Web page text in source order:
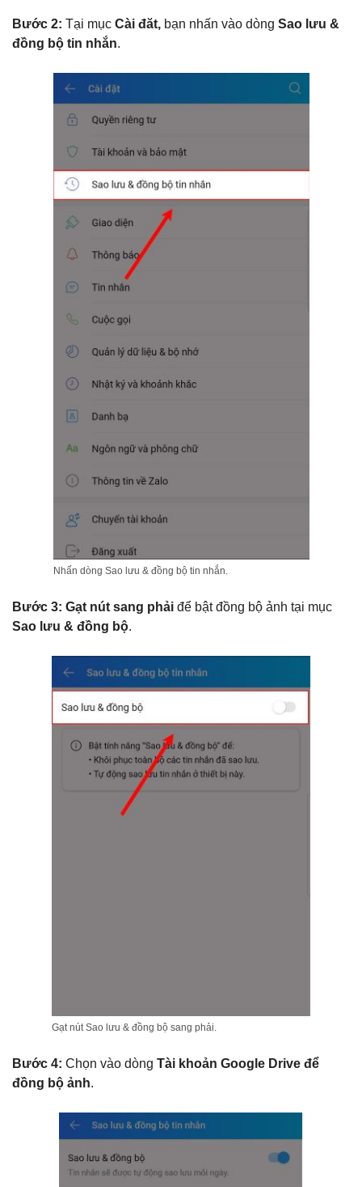
Bước 2: Tại mục Cài đăt, bạn nhấn vào dòng Sao lưu &
đồng bộ tin nhắn.
Nhấn dòng Sao lưu & đồng bộ tin nhắn.
Bước 3: Gạt nút sang phải để bật đồng bộ ảnh tại mục
Sao lưu & đồng bộ.
Gạt nút Sao lưu & đồng bộ sang phải.
Bước 4: Chọn vào dòng Tài khoản Google Drive để
đồng bộ ảnh.